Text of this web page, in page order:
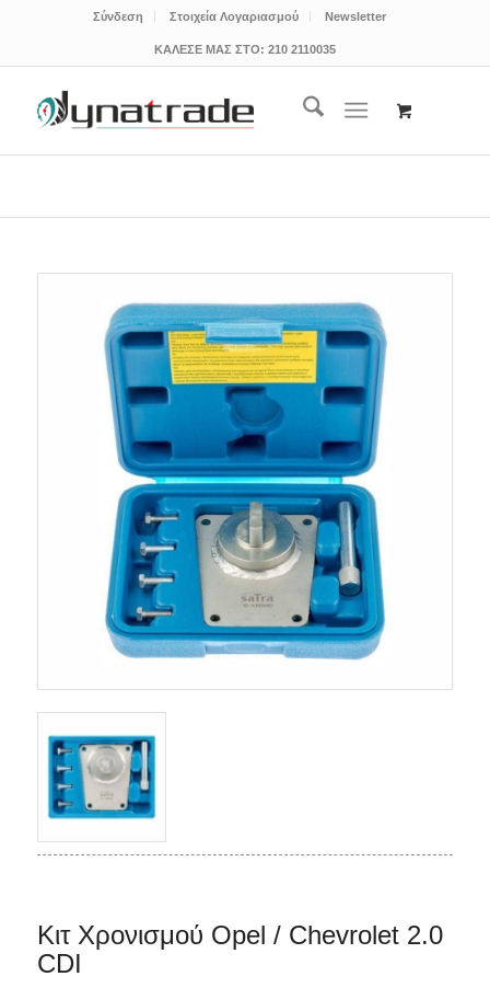
Σύνδεση Στοιχεία Λογαριασμού Newsletter
ΚΑΛΕΣΕ ΜΑΣ ΣΤΟ: 210 2110035
Κιτ Χρονισμού Opel / Chevrolet 2.0
CDI